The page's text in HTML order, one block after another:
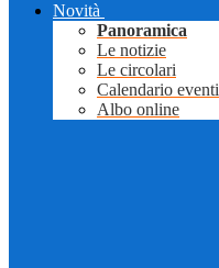
Novità
Panoramica
Le notizie
Le circolari
Calendario eventi
Albo online